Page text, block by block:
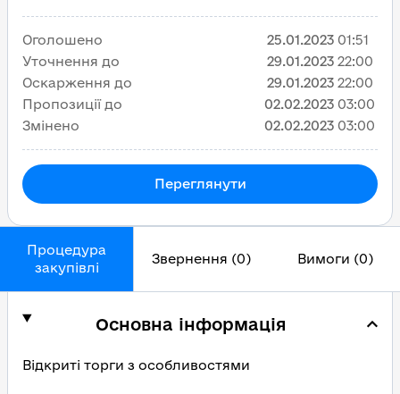
Процедура
закупівлі
Звернення (0) Вимоги (0)
Основна інформація
Відкриті торги з особливостями
Оголошено 25.01.2023 01:51
Уточнення до
29.01.2023 22:00
Оскарження до
29.01.2023 22:00
Пропозиції до
02.02.2023 03:00
Змінено
02.02.2023 03:00
Переглянути